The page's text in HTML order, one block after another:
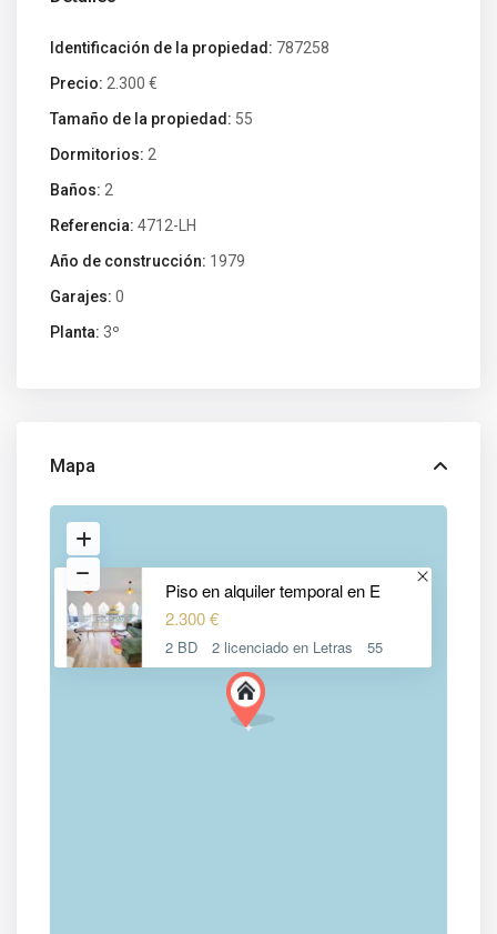
Identificación de la propiedad: 787258
Precio: 2.300 €
Tamaño de la propiedad: 55
Dormitorios: 2
Baños: 2
Referencia: 4712-LH
Año de construcción: 1979
Garajes: 0
Planta: 3º
Mapa
Piso en alquiler temporal en E
2.300 €
2 BD 2 licenciado en Letras 55